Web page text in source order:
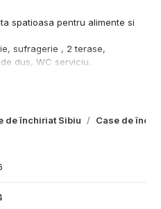
de închiriat Sibiu Case de
spatioasa pentru alimente si
sufragerie , 2 terase,
dus, WC serviciu.
este cu pomi
datelor cuprinse in